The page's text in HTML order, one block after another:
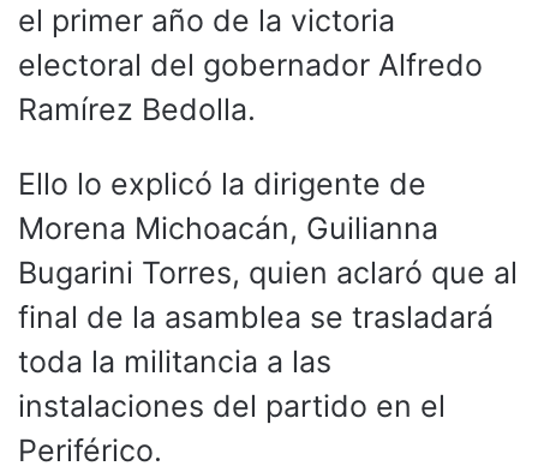
el primer año de la victoria
electoral del gobernador Alfredo
Ramírez Bedolla.
Ello lo explicó la dirigente de
Morena Michoacán, Guilianna
Bugarini Torres, quien aclaró que al
final de la asamblea se trasladará
toda la militancia a las
instalaciones del partido en el
Periférico.